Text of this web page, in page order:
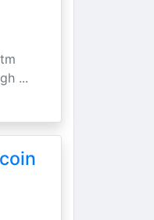
...